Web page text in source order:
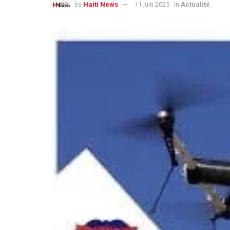
by Haiti News 11 juin 2025 in Actualité